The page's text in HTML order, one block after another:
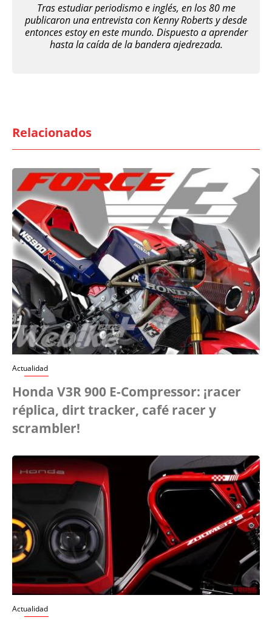
Tras estudiar periodismo e inglés, en los 80 me
publicaron una entrevista con Kenny Roberts y desde
entonces estoy en este mundo. Dispuesto a aprender
hasta la caída de la bandera ajedrezada.
Relacionados
Actualidad
Honda V3R 900 E-Compressor: ¡racer
réplica, dirt tracker, café racer y
scrambler!
Actualidad